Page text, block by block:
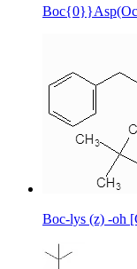
Boc-lys (z) -oh